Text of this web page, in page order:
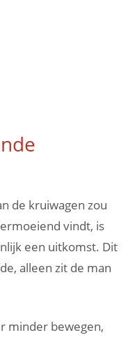
de kruiwagen zou
vindt, is
een uitkomst. Dit
alleen zit de man
minder bewegen,